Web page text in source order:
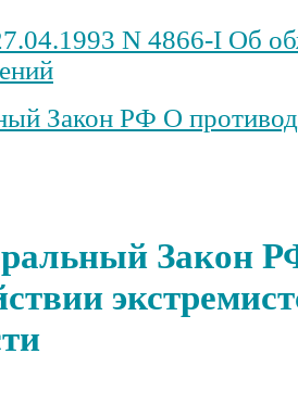
N 4866-I Об
Закон РФ О
Закон